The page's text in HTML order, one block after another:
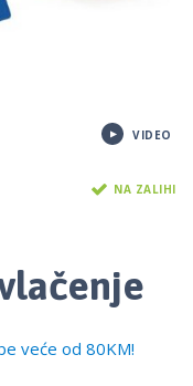
VIDEO
NA ZALIHI
veće od 80KM!